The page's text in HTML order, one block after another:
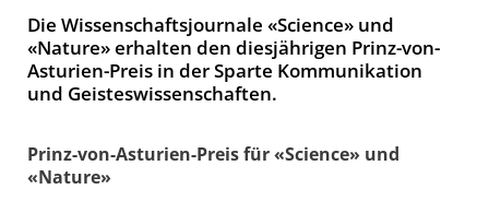
Die Wissenschaftsjournale «Science» und
«Nature» erhalten den diesjährigen Prinz-von-
Asturien-Preis in der Sparte Kommunikation
und Geisteswissenschaften.
Prinz-von-Asturien-Preis für «Science» und
«Nature»